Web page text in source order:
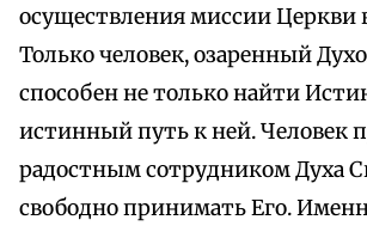
осуществления миссии Церкви
Только человек, озаренный
способен не только найти
истинный путь к ней. Человек
радостным сотрудником Духа
свободно принимать Его.